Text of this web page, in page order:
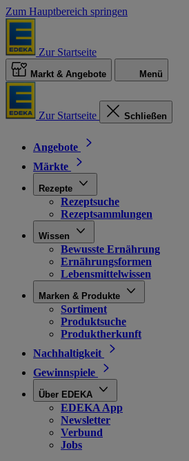
Zum Hauptbereich springen
Zur Startseite
Markt & Angebote Menü
Zur Startseite Schließen
Angebote
Märkte
Rezepte
Rezeptsuche
Rezeptsammlungen
Wissen
Bewusste Ernährung
Ernährungsformen
Lebensmittelwissen
Marken & Produkte
Sortiment
Produktsuche
Produktherkunft
Nachhaltigkeit
Gewinnspiele
Über EDEKA
EDEKA App
Newsletter
Verbund
Jobs